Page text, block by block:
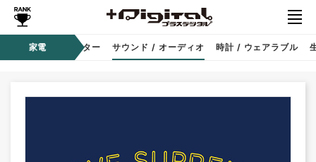
家電プロジェクター サウンド / オーディオ 時計 / ウェアラブル